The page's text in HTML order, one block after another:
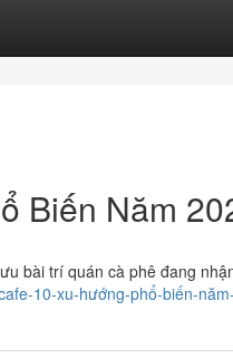
Biến Năm
bài trí quán cà phê đang
10-xu-hướng-phổ-biến-